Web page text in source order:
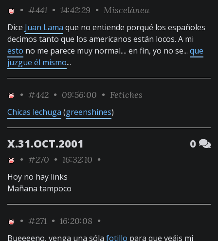
• #441 • 14:42:29 • Miscelánea
Dice Juan Lama que no entiende porqué los españoles
decimos tanto que los americanos están locos. A mi
esto no me parece muy normal.... en fin, yo no se... que
juzgue él mismo...
• #442 • 09:56:00 • Fetiches
Chicas lechuga (greenshines)
X.31.OCT.2001 0
• #270 • 16:32:10 •
Hoy no hay links
Mañana tampoco
• #271 • 16:20:08 •
Bueeeeno, venga una sóla fotillo para que veáis mi